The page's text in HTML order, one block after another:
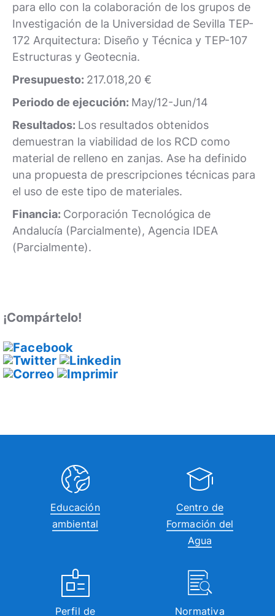
para ello con la colaboración de los grupos de
Investigación de la Universidad de Sevilla TEP-
172 Arquitectura: Diseño y Técnica y TEP-107
Estructuras y Geotecnia.
Presupuesto: 217.018,20 €
Periodo de ejecución: May/12-Jun/14
Resultados: Los resultados obtenidos
demuestran la viabilidad de los RCD como
material de relleno en zanjas. Ase ha definido
una propuesta de prescripciones técnicas para
el uso de este tipo de materiales.
Financia: Corporación Tecnológica de
Andalucía (Parcialmente), Agencia IDEA
(Parcialmente).
¡Compártelo!
Educación
ambiental
Centro de
Formación del
Agua
Perfil de Normativa